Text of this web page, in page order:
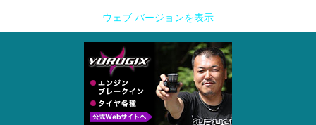
ウェブ バージョンを表示